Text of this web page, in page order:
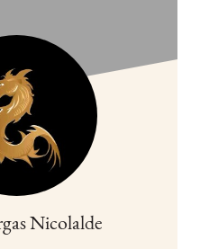
Nicolalde